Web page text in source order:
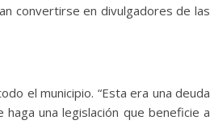
convertirse en divulgadores de las
el municipio. “Esta era una deuda
una legislación que beneficie a